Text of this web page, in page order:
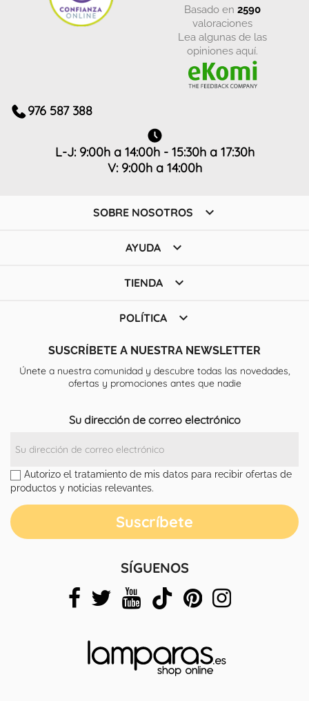
basado en 2590
valoraciones
Lea algunas de las
opiniones aquí.
976 587 388
L-J: 9:00h a 14:00h - 15:30h a 17:30h
V: 9:00h a 14:00h
SOBRE NOSOTROS 
AYUDA 
TIENDA 
POLÍTICA 
SUSCRÍBETE A NUESTRA NEWSLETTER
Únete a nuestra comunidad y descubre todas las novedades,
ofertas y promociones antes que nadie
Su dirección de correo electrónico
Autorizo el tratamiento de mis datos para recibir ofertas de
productos y noticias relevantes.
SÍGUENOS